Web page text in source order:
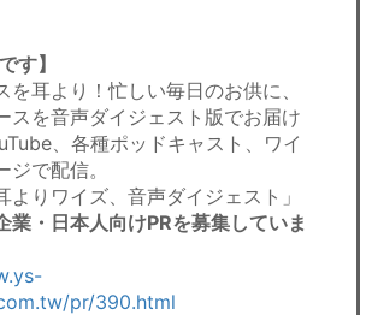
す】
を耳より！忙しい毎日のお供に、
スを音声ダイジェスト版でお届け
、各種ポッドキャスト、ワイ
ジで配信。
よりワイズ、音声ダイジェスト」
業・日本人向けPRを募集していま
pr/390.html